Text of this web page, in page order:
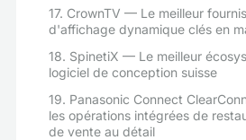
17. CrownTV — Le meilleur
d'affichage dynamique clés en
18. SpinetiX — Le meilleur
logiciel de conception suisse
19. Panasonic Connect
les opérations intégrées de
de vente au détail